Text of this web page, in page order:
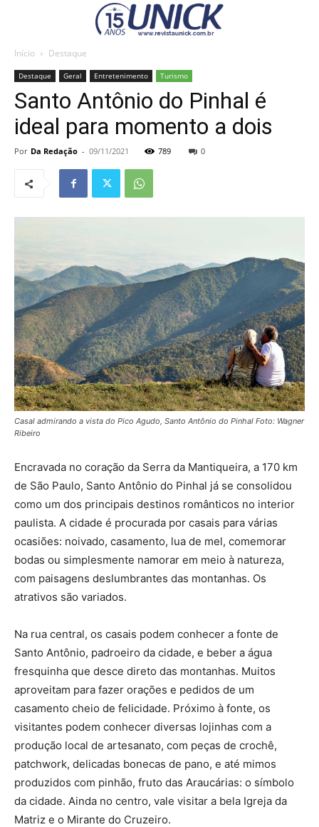
Início Destaque
Destaque Geral Entretenimento Turismo
Santo Antônio do Pinhal é
ideal para momento a dois
Por Da Redação - 09/11/2021 789 0
Casal admirando a vista do Pico Agudo, Santo Antônio do Pinhal Foto: Wagner
Ribeiro
Encravada no coração da Serra da Mantiqueira, a 170 km
de São Paulo, Santo Antônio do Pinhal já se consolidou
como um dos principais destinos românticos no interior
paulista. A cidade é procurada por casais para várias
ocasiões: noivado, casamento, lua de mel, comemorar
bodas ou simplesmente namorar em meio à natureza,
com paisagens deslumbrantes das montanhas. Os
atrativos são variados.
Na rua central, os casais podem conhecer a fonte de
Santo Antônio, padroeiro da cidade, e beber a água
fresquinha que desce direto das montanhas. Muitos
aproveitam para fazer orações e pedidos de um
casamento cheio de felicidade. Próximo à fonte, os
visitantes podem conhecer diversas lojinhas com a
produção local de artesanato, com peças de crochê,
patchwork, delicadas bonecas de pano, e até mimos
produzidos com pinhão, fruto das Araucárias: o símbolo
da cidade. Ainda no centro, vale visitar a bela Igreja da
Matriz e o Mirante do Cruzeiro.